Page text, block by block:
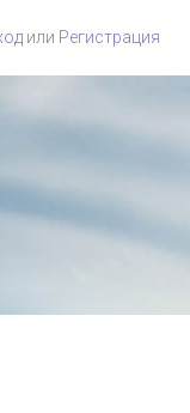
или Регистрация